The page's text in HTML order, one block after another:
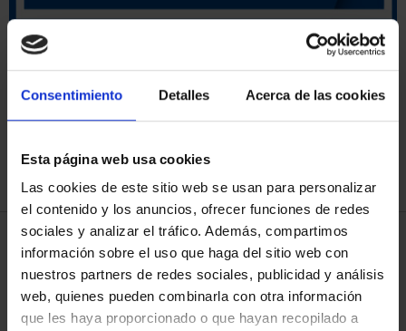
Consentimiento Detalles Acerca de las cookies
Esta página web usa cookies
Las cookies de este sitio web se usan para personalizar
el contenido y los anuncios, ofrecer funciones de redes
sociales y analizar el tráfico. Además, compartimos
información sobre el uso que haga del sitio web con
nuestros partners de redes sociales, publicidad y análisis
web, quienes pueden combinarla con otra información
que les haya proporcionado o que hayan recopilado a
REFINAR
3 Productos encontrados